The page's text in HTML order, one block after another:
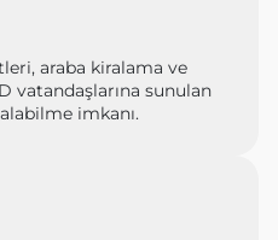
araba kiralama ve
vatandaşlarına sunulan
imkanı.